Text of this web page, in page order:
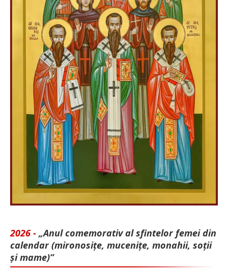
2026 - „Anul comemorativ al sfintelor femei din
calendar (mironosițe, mu­cenițe, monahii, soții
și mame)”